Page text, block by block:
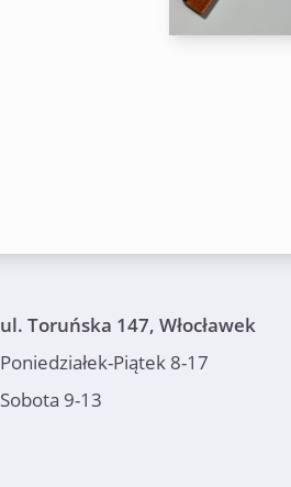
ul. Toruńska 147, Włocławek
Poniedziałek-Piątek 8-17
Sobota 9-13